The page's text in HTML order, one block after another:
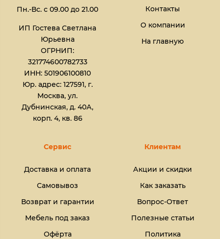
Пн.-Вс. с 09.00 до 21.00
ИП Гостева Светлана
Юрьевна​
ОГРНИП:
321774600782733
ИНН: 501906100810
Юр. адрес: 127591, г.
Москва, ул.
Дубнинская, д. 40А,
корп. 4, кв. 86
Контакты
О компании
На главную
Сервис
Доставка и оплата
Самовывоз
Возврат и гарантии
Мебель под заказ
Офёрта
Клиентам
Акции и скидки
Как заказать
Вопрос-Ответ
Полезные статьи
Политика